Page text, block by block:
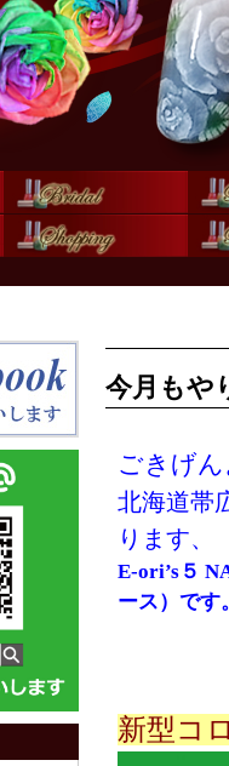
今月もや
ごきげ
北海道帯
ります、
E-ori’s５
ース）です
新型コ